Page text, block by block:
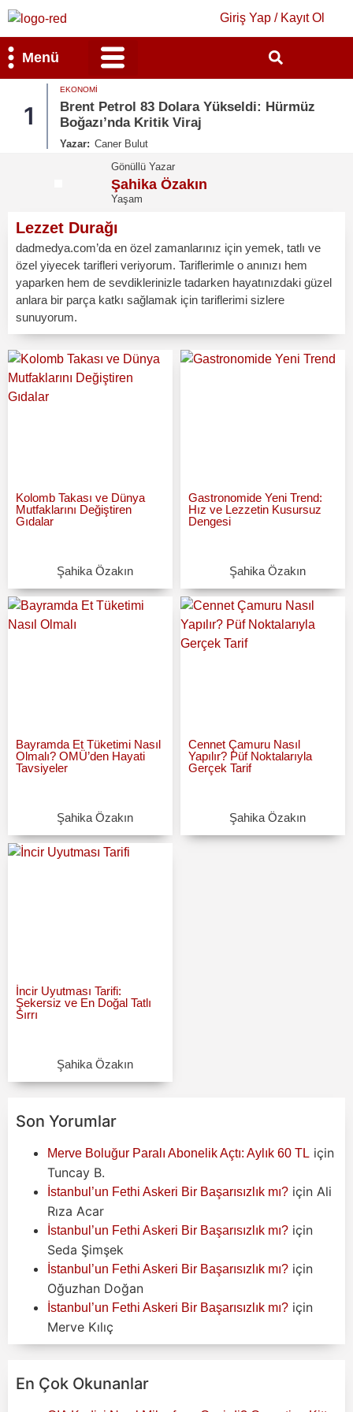
Giriş Yap / Kayıt Ol
Menü
1
EKONOMI
Brent Petrol 83 Dolara Yükseldi: Hürmüz
Boğazı’nda Kritik Viraj
Yazar: Caner Bulut
Gönüllü Yazar
Şahika Özakın
Yaşam
Lezzet Durağı
dadmedya.com’da en özel zamanlarınız için yemek, tatlı ve
özel yiyecek tarifleri veriyorum. Tariflerimle o anınızı hem
yaparken hem de sevdiklerinizle tadarken hayatınızdaki güzel
anlara bir parça katkı sağlamak için tariflerimi sizlere
sunuyorum.
Kolomb Takası ve Dünya
Mutfaklarını Değiştiren
Gıdalar
Şahika Özakın
Gastronomide Yeni Trend:
Hız ve Lezzetin Kusursuz
Dengesi
Şahika Özakın
Bayramda Et Tüketimi Nasıl
Olmalı? OMÜ’den Hayati
Tavsiyeler
Şahika Özakın
Cennet Çamuru Nasıl
Yapılır? Püf Noktalarıyla
Gerçek Tarif
Şahika Özakın
İncir Uyutması Tarifi:
Şekersiz ve En Doğal Tatlı
Sırrı
Şahika Özakın
Son Yorumlar
Merve Boluğur Paralı Abonelik Açtı: Aylık 60 TL için
Tuncay B.
İstanbul’un Fethi Askeri Bir Başarısızlık mı? için Ali
Rıza Acar
İstanbul’un Fethi Askeri Bir Başarısızlık mı? için
Seda Şimşek
İstanbul’un Fethi Askeri Bir Başarısızlık mı? için
Oğuzhan Doğan
İstanbul’un Fethi Askeri Bir Başarısızlık mı? için
Merve Kılıç
En Çok Okunanlar